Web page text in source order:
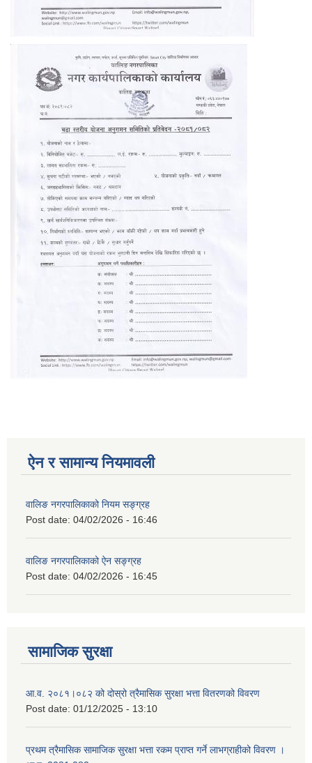
ऐन र सामान्य नियमावली
वालिङ नगरपालिकाको नियम सङ्ग्रह
Post date: 04/02/2026 - 16:46
वालिङ नगरपालिकाको ऐन सङ्ग्रह
Post date: 04/02/2026 - 16:45
सामाजिक सुरक्षा
आ.व. २०८१।०८२ को दोस्रो त्रैमासिक सुरक्षा भत्ता वितरणको विवरण
Post date: 01/12/2025 - 13:10
प्रथम त्रैमासिक सामाजिक सुरक्षा भत्ता रकम प्राप्त गर्ने लाभग्राहीको विवरण ।